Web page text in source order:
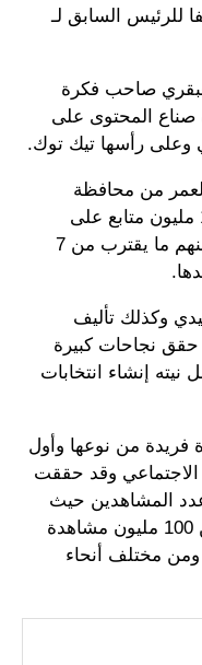
خلفا للرئيس السابق لـ
صاحب فكرة
صناع المحتوى على
وعلى رأسها تيك توك.
من محافظة
الإسكندرية ويمتلك ما يقترب من 10 مليون متابع على
مختلف مواقع التواصل الاجتماعي منهم ما يقترب من 7
وكذلك تأليف
حقق نجاحات كبيرة
إنشاء انتخابات
فريدة من نوعها وأول
الاجتماعي وقد حققت
المشاهدين حيث
وصلت تلك الأعداد إلى ما يقرب من 100 مليون مشاهدة
ومن مختلف أنحاء